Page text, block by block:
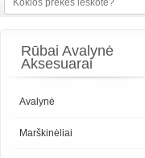
Rūbai Avalynė
Aksesuarai
Avalynė
Marškinėliai